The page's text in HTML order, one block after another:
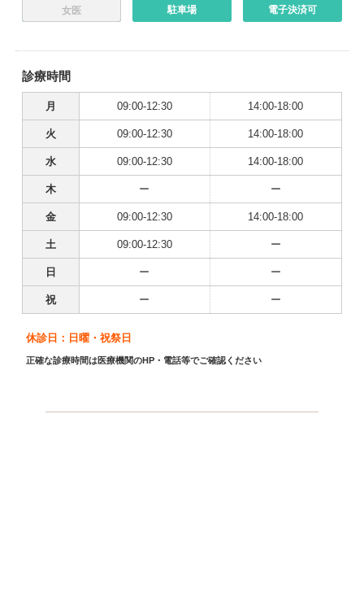
女医 駐車場 電子決済可
診療時間
月 09:00-12:30 14:00-18:00
火 09:00-12:30 14:00-18:00
水 09:00-12:30 14:00-18:00
木 ー ー
金 09:00-12:30 14:00-18:00
土 09:00-12:30 ー
日 ー ー
祝 ー ー
休診日：日曜・祝祭日
正確な診療時間は医療機関のHP・電話等でご確認ください